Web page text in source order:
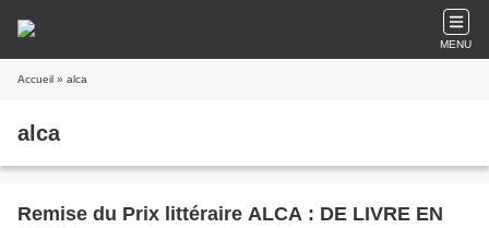
MENU
Accueil » alca
alca
Remise du Prix littéraire ALCA : DE LIVRE EN